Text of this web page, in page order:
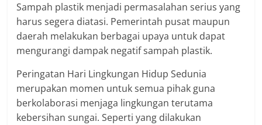
Sampah plastik menjadi permasalahan serius yang
harus segera diatasi. Pemerintah pusat maupun
daerah melakukan berbagai upaya untuk dapat
mengurangi dampak negatif sampah plastik.
Peringatan Hari Lingkungan Hidup Sedunia
merupakan momen untuk semua pihak guna
berkolaborasi menjaga lingkungan terutama
kebersihan sungai. Seperti yang dilakukan